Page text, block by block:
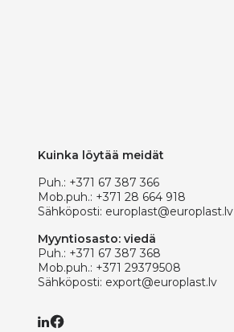
Kuinka löytää meidät
Puh.: +371 67 387 366
Mob.puh.: +371 28 664 918
Sähköposti: europlast@europlast.lv
Myyntiosasto: viedä
Puh.: +371 67 387 368
Mob.puh.: +371 29379508
Sähköposti: export@europlast.lv